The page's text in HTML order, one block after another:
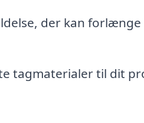
der kan
tagmaterialer til dit